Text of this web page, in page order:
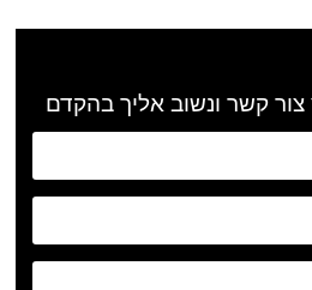
צור קשר ונשוב אליך בהקדם